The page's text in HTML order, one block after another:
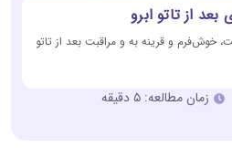
از تاتو ابرو
خوش‌فرم و قرینه به و مراقبت بعد از تاتو
زمان مطالعه: ۵ دقیقه